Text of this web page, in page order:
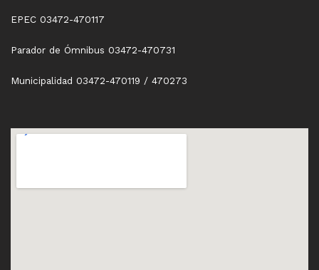
EPEC 03472-470117
Parador de Ómnibus 03472-470731
Municipalidad 03472-470119 / 470273